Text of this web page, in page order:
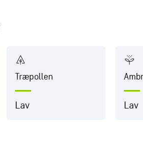
Træpollen
Lav Lav